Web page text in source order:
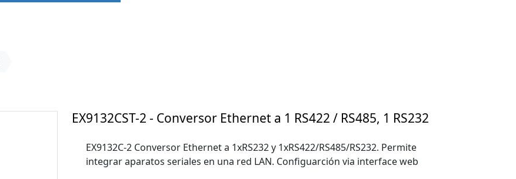
EX9132CST-2 - Conversor Ethernet a 1 RS422 / RS485, 1 RS232
EX9132C-2 Conversor Ethernet a 1xRS232 y 1xRS422/RS485/RS232. Permite
integrar aparatos seriales en una red LAN. Configuarción via interface web